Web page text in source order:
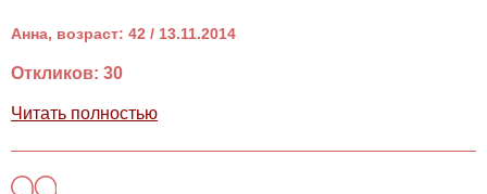
Анна, возраст: 42 / 13.11.2014
Откликов: 30
Читать полностью